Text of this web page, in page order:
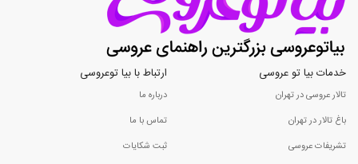
خدمات بیا تو عروسی
تالار عروسی در تهران
باغ تالار در تهران
تشریفات عروسی
ارتباط با بیا توعروسی
درباره ما
تماس با ما
ثبت شکایات